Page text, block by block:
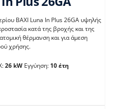
In Plus 26GA
άμεση παραγωγή ΖΝX
BAXI Luna In Plus 26GA υψηλής
κατά της βροχής και της
θέρμανση και για άμεση
χρήσης.
26 kW Εγγύηση: 10 έτη